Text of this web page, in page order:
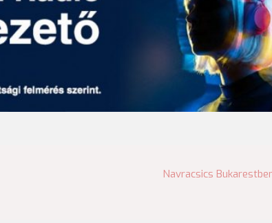
Navracsics